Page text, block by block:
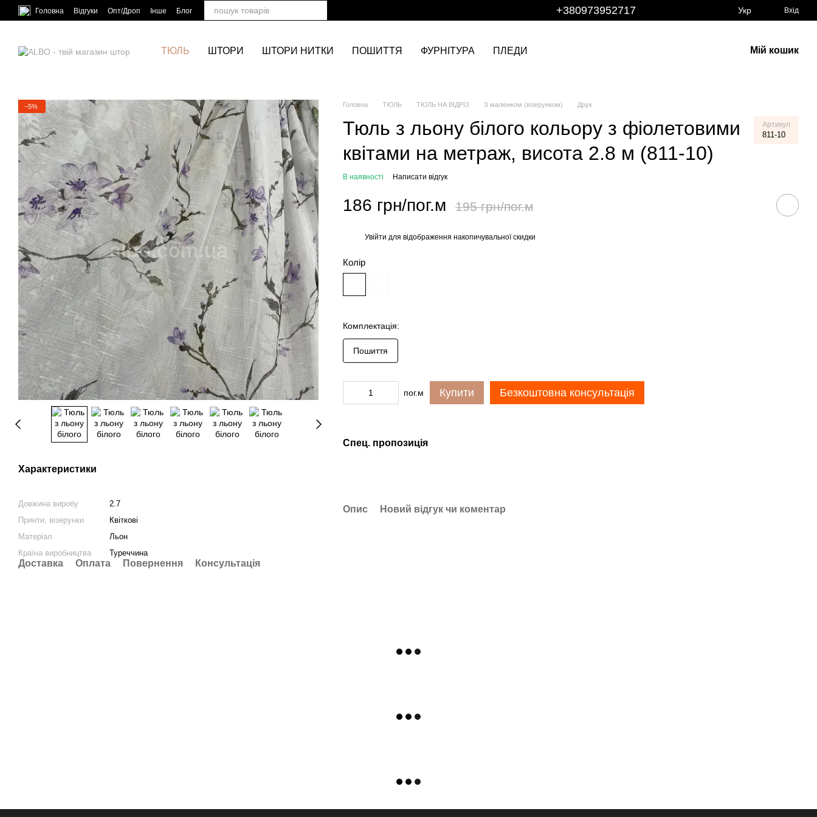
Перейти до основного контенту
Головна Відгуки Опт/Дроп Інше Блог +380973952717 Укр Вхід
ТЮЛЬ ШТОРИ ШТОРИ НИТКИ ПОШИТТЯ ФУРНІТУРА ПЛЕДИ Мій кошик
−5%
Характеристики
Довжина виробу
2.7
Принти, візерунки
Квіткові
Матеріал
Льон
Країна виробництва
Туреччина
Доставка Оплата Повернення Консультація
Головна ТЮЛЬ ТЮЛЬ НА ВІДРІЗ З малюнком (візерунком) Друк
Тюль з льону білого кольору з фіолетовими
квітами на метраж, висота 2.8 м (811-10)
Артикул
811-10
В наявності Написати відгук
186 грн/пог.м 195 грн/пог.м
Увійти для відображення накопичувальної скидки
Колір
Комплектація:
Пошиття
пог.м Купити Безкоштовна консультація
Спец. пропозиція
Опис Новий відгук чи коментар